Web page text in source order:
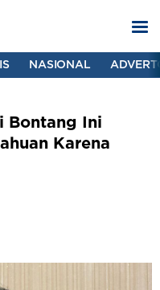
NASIONAL
Bontang Ini
Karena